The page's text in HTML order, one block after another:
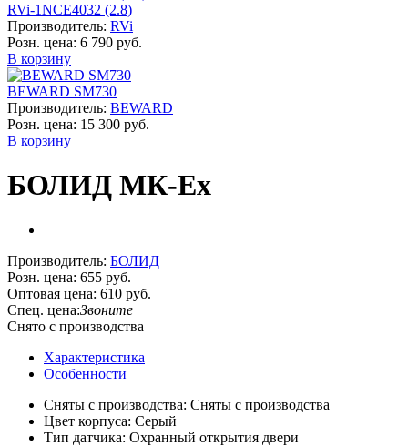
RVi-1NCE4032 (2.8)
Производитель: RVi
Розн. цена: 6 790 руб.
В корзину
BEWARD SM730
Производитель: BEWARD
Розн. цена: 15 300 руб.
В корзину
БОЛИД МК-Ех
Производитель: БОЛИД
Розн. цена: 655 руб.
Оптовая цена: 610 руб.
Спец. цена:Звоните
Снято с производства
Характеристика
Особенности
Сняты с производства: Сняты с производства
Цвет корпуса: Серый
Тип датчика: Охранный открытия двери